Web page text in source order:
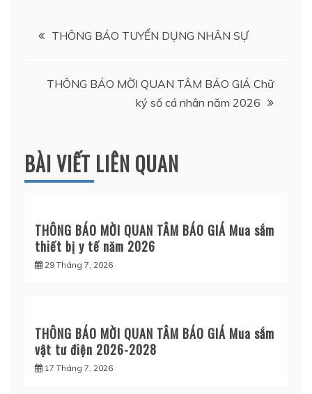
Điều
viết
THÔNG BÁO TUYỂN DỤNG NHÂN SỰ
THÔNG BÁO MỜI QUAN TÂM BÁO GIÁ Chữ
ký số cá nhân năm 2026
BÀI VIẾT LIÊN QUAN
THÔNG BÁO MỜI QUAN TÂM BÁO GIÁ Mua sắm
thiết bị y tế năm 2026
29 Tháng 7, 2026
THÔNG BÁO MỜI QUAN TÂM BÁO GIÁ Mua sắm
vật tư điện 2026-2028
17 Tháng 7, 2026